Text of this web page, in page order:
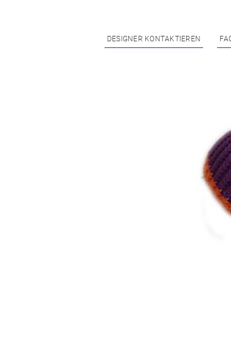
DESIGNER KONTAKTIEREN